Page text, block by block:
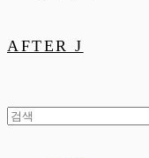
AFTER J